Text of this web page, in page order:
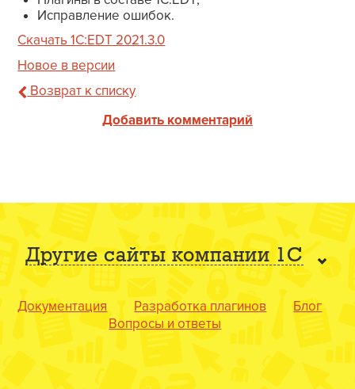
Исправление ошибок.
Скачать 1C:EDT 2021.3.0
Новое в версии
Возврат к списку
Добавить комментарий
Другие сайты компании 1С
Документация Разработка плагинов
Блог
Вопросы и ответы